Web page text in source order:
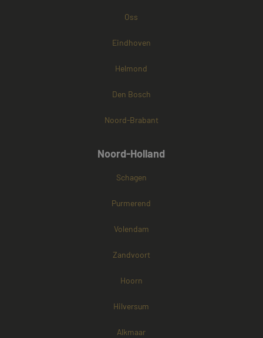
Oss
Eindhoven
Helmond
Den Bosch
Noord-Brabant
Noord-Holland
Schagen
Purmerend
Volendam
Zandvoort
Hoorn
Hilversum
Alkmaar